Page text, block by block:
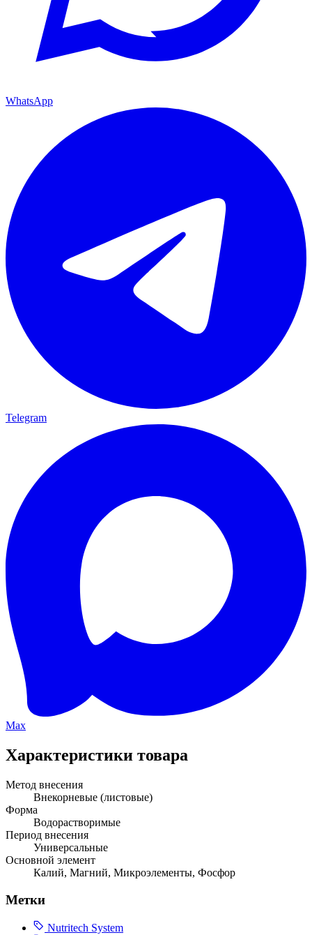
WhatsApp
Telegram
Max
Характеристики товара
Метод внесения
Внекорневые (листовые)
Форма
Водорастворимые
Период внесения
Универсальные
Основной элемент
Калий, Магний, Микроэлементы, Фосфор
Метки
Nutritech System